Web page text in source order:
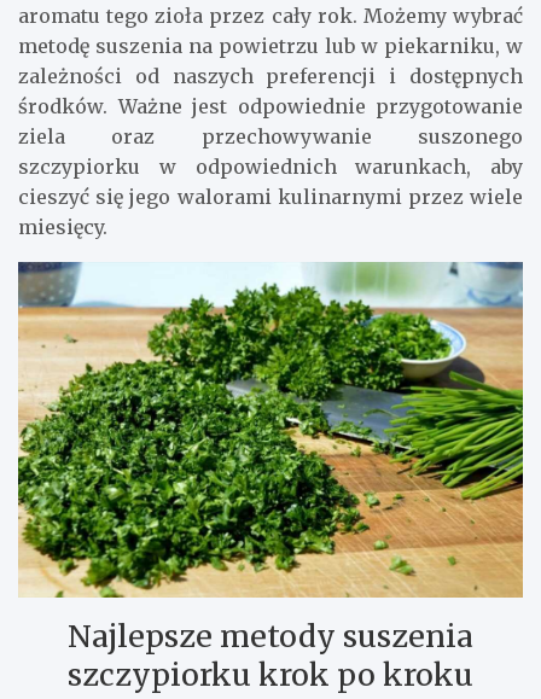
aromatu tego zioła przez cały rok. Możemy wybrać
metodę suszenia na powietrzu lub w piekarniku, w
zależności od naszych preferencji i dostępnych
środków. Ważne jest odpowiednie przygotowanie
ziela oraz przechowywanie suszonego
szczypiorku w odpowiednich warunkach, aby
cieszyć się jego walorami kulinarnymi przez wiele
miesięcy.
Najlepsze metody suszenia
szczypiorku krok po kroku